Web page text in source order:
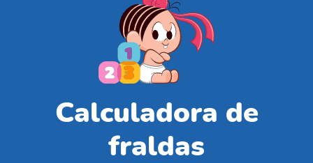
Calculadora de
fraldas